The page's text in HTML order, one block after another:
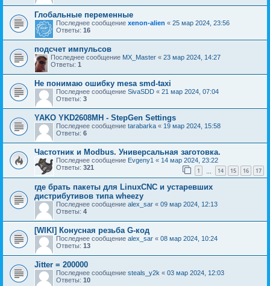
Глобальные переменные
Последнее сообщение xenon-alien « 25 мар 2024, 23:56
Ответы: 16
подсчет импульсов
Последнее сообщение MX_Master « 23 мар 2024, 14:27
Ответы: 1
Не понимаю ошибку mesa smd-taxi
Последнее сообщение SivaSDD « 21 мар 2024, 07:04
Ответы: 3
YAKO YKD2608MH - StepGen Settings
Последнее сообщение tarabarka « 19 мар 2024, 15:58
Ответы: 6
Частотник и Modbus. Универсальная заготовка.
Последнее сообщение Evgeny1 « 14 мар 2024, 23:22
Ответы: 321 1 14 15 16 17
где брать пакеты для LinuxCNC и устаревших
дистрибутивов типа wheezy
Последнее сообщение alex_sar « 09 мар 2024, 12:13
Ответы: 4
[WIKI] Конусная резьба G-код
Последнее сообщение alex_sar « 08 мар 2024, 10:24
Ответы: 13
Jitter = 200000
Последнее сообщение steals_y2k « 03 мар 2024, 12:03
Ответы: 10